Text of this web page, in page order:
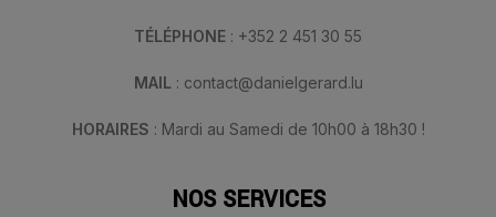
TÉLÉPHONE : +352 2 451 30 55
MAIL : contact@danielgerard.lu
HORAIRES : Mardi au Samedi de 10h00 à 18h30 !
NOS SERVICES